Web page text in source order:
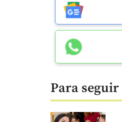
Para